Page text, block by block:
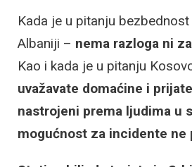
Kada je u pitanju
Albaniji – nema razloga ni
Kao i kada je u pitanju
uvažavate domaćine i
nastrojeni prema ljudima u
mogućnost za incidente ne